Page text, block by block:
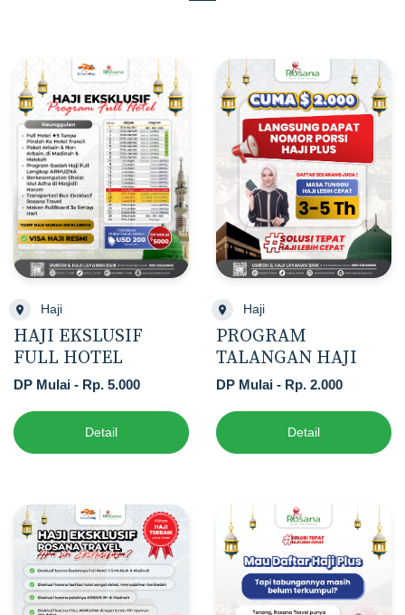
Haji
HAJI EKSLUSIF
FULL HOTEL
DP Mulai - Rp. 5.000
Detail
Haji
PROGRAM
TALANGAN HAJI
DP Mulai - Rp. 2.000
Detail